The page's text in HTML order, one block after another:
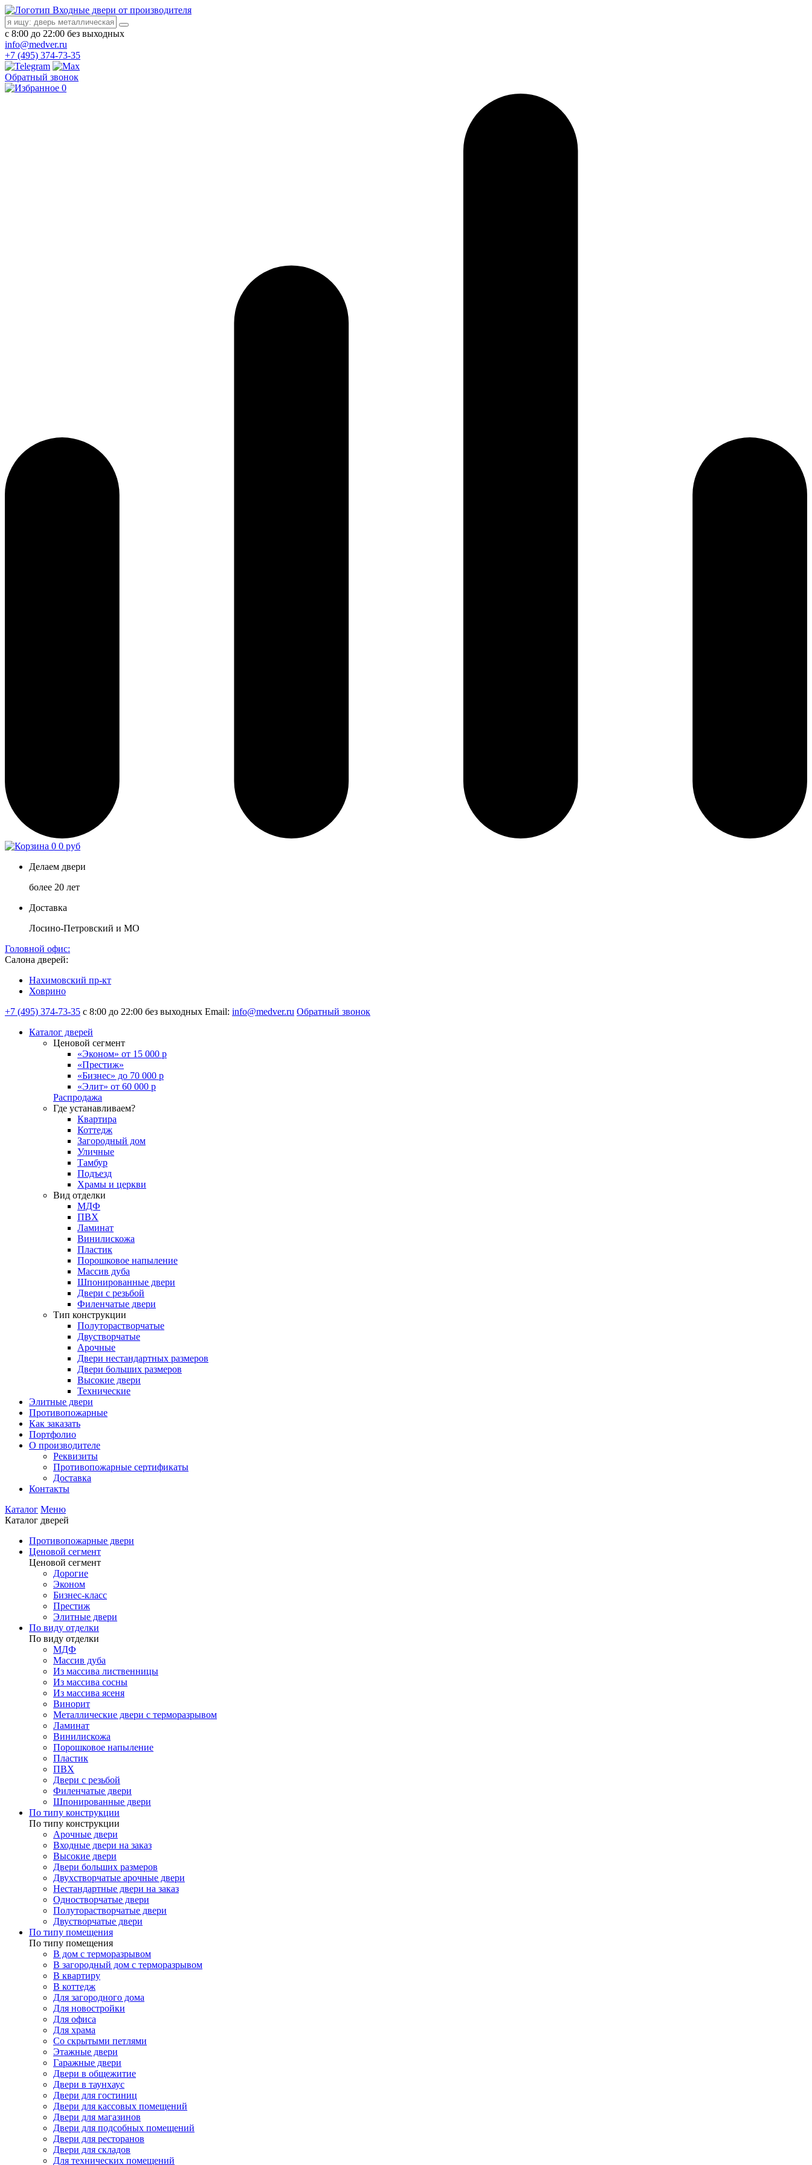
Входные двери от производителя
с 8:00 до 22:00 без выходных
info@medver.ru
+7 (495) 374-73-35
Обратный звонок
0
0 0 руб
Делаем двери
более 20 лет
Доставка
Лосино-Петровский и МО
Головной офис:
Салона дверей:
Нахимовский пр-кт
Ховрино
+7 (495) 374-73-35 с 8:00 до 22:00 без выходных Email: info@medver.ru Обратный звонок
Каталог дверей
Ценовой сегмент
«Эконом» от 15 000 р
«Престиж»
«Бизнес» до 70 000 р
«Элит» от 60 000 р
Распродажа
Где устанавливаем?
Квартира
Коттедж
Загородный дом
Уличные
Тамбур
Подъезд
Храмы и церкви
Вид отделки
МДФ
ПВХ
Ламинат
Винилискожа
Пластик
Порошковое напыление
Массив дуба
Шпонированные двери
Двери с резьбой
Филенчатые двери
Тип конструкции
Полуторастворчатые
Двустворчатые
Арочные
Двери нестандартных размеров
Двери больших размеров
Высокие двери
Технические
Элитные двери
Противопожарные
Как заказать
Портфолио
О производителе
Реквизиты
Противопожарные сертификаты
Доставка
Контакты
Каталог Меню
Каталог дверей
Противопожарные двери
Ценовой сегмент
Ценовой сегмент
Дорогие
Эконом
Бизнес-класс
Престиж
Элитные двери
По виду отделки
По виду отделки
МДФ
Массив дуба
Из массива лиственницы
Из массива сосны
Из массива ясеня
Винорит
Металлические двери с терморазрывом
Ламинат
Винилискожа
Порошковое напыление
Пластик
ПВХ
Двери с резьбой
Филенчатые двери
Шпонированные двери
По типу конструкции
По типу конструкции
Арочные двери
Входные двери на заказ
Высокие двери
Двери больших размеров
Двухстворчатые арочные двери
Нестандартные двери на заказ
Одностворчатые двери
Полуторастворчатые двери
Двустворчатые двери
По типу помещения
По типу помещения
В дом с терморазрывом
В загородный дом с терморазрывом
В квартиру
В коттедж
Для загородного дома
Для новостройки
Для офиса
Для храма
Со скрытыми петлями
Этажные двери
Гаражные двери
Двери в общежитие
Двери в таунхаус
Двери для гостиниц
Двери для кассовых помещений
Двери для магазинов
Двери для подсобных помещений
Двери для ресторанов
Двери для складов
Для технических помещений